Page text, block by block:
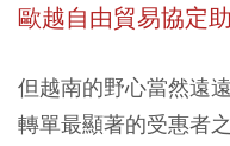
歐越自由貿易協定
但越南的野心當然遠
轉單最顯著的受惠者